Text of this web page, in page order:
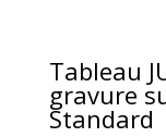
Tableau
gravure
Standard